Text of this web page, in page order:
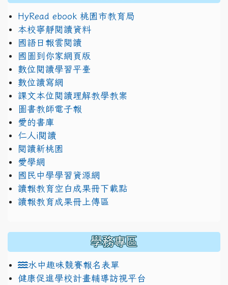
HyRead ebook 桃園市教育局
本校寧靜閱讀資料
國語日報雲閱讀
國圖到你家網頁版
數位閱讀學習平臺
數位讀寫網
課文本位閱讀理解教學教案
圖書教師電子報
愛的書庫
仁人i閱讀
閱讀新桃園
愛學網
國民中學學習資源網
讀報教育空白成果冊下載點
讀報教育成果冊上傳區
學務專區
水中趣味競賽報名表單
健康促進學校計畫輔導訪視平台